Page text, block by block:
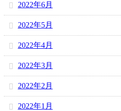
2022年6月
2022年5月
2022年4月
2022年3月
2022年2月
2022年1月